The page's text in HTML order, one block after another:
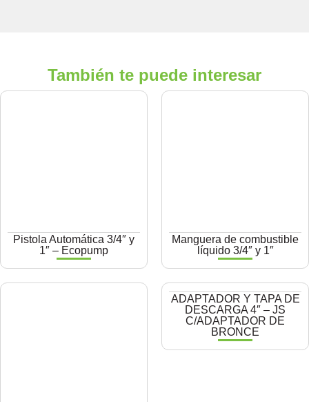
También te puede interesar
Pistola Automática 3/4″ y
1″ – Ecopump
Manguera de combustible
líquido 3/4″ y 1″
ADAPTADOR Y TAPA DE
DESCARGA 4″ – JS
C/ADAPTADOR DE
BRONCE